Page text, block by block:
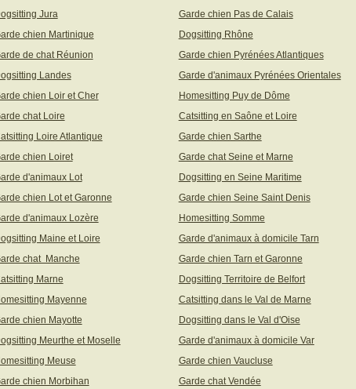
Jura Garde chien Pas de Calais
chien Martinique Dogsitting Rhône
de chat Réunion Garde chien Pyrénées Atlantiques
Landes Garde d'animaux Pyrénées Orientales
chien Loir et Cher Homesitting Puy de Dôme
chat Loire Catsitting en Saône et Loire
Loire Atlantique Garde chien Sarthe
chien Loiret Garde chat Seine et Marne
d'animaux Lot Dogsitting en Seine Maritime
chien Lot et Garonne Garde chien Seine Saint Denis
d'animaux Lozère
Homesitting Somme
Maine et Loire
Garde d'animaux à domicile Tarn
chat Manche
Garde chien Tarn et Garonne
Marne
Dogsitting Territoire de Belfort
Mayenne
Catsitting dans le Val de Marne
chien Mayotte
Dogsitting dans le Val d'Oise
Meurthe et Moselle
Garde d'animaux à domicile Var
Meuse
Garde chien Vaucluse
chien Morbihan Garde chat Vendée